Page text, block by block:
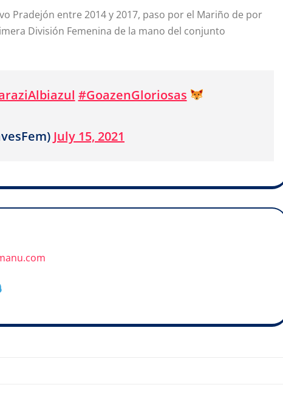
Pradejón entre 2014 y 2017, paso por el Mariño de por
División Femenina de la mano del conjunto
#GoazenGloriosas
July 15, 2021